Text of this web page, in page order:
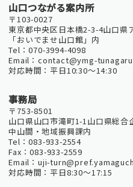
山口つながる案内所
〒103-0027
東京都中央区日本橋2-3-4山口県
「おいでませ山口館」内
Tel：070-3994-4098
Email：contact@ymg-
対応時間：平日10:30～14:30
事務局
〒753-8501
山口県山口市滝町1-1山口県総合
中山間・地域振興課内
Tel：083-933-2554
Fax：083-933-2559
Email：uji-
対応時間：平日8:30～17:15